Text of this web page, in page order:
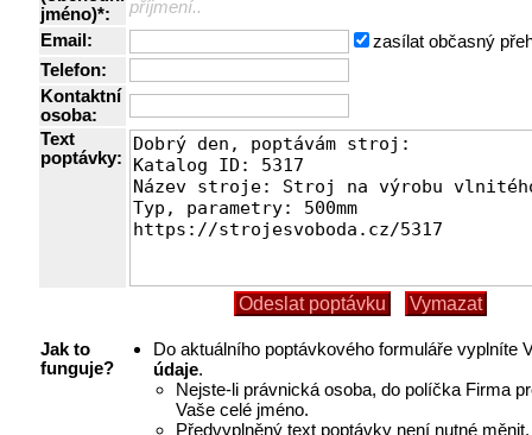
jméno)*:
příjmení..
Email:
zasílat občasný
Telefon:
Kontaktní
osoba:
Text
poptávky:
Jak to
funguje?
Do aktuálního poptávkového formuláře vyplníte
údaje.
Nejste-li právnická osoba, do políčka Firma
Vaše celé jméno.
Předvyplněný text poptávky není nutné měnit.